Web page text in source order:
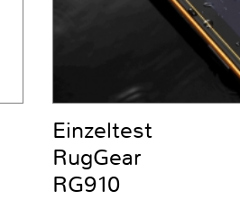
Einzeltest
RugGear
RG910